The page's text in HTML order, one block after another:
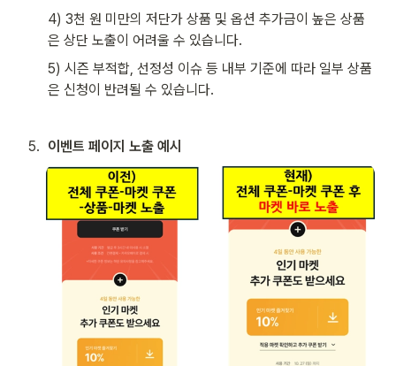
4) 3천 원 미만의 저단가 상품 및 옵션 추가금이 높은 상품
은 상단 노출이 어려울 수 있습니다.
5) 시즌 부적합, 선정성 이슈 등 내부 기준에 따라 일부 상품
은 신청이 반려될 수 있습니다.
5. 이벤트 페이지 노출 예시